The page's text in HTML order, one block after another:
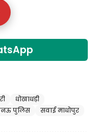
धोखाधड़ी
पुलिस सवाई माधोपुर